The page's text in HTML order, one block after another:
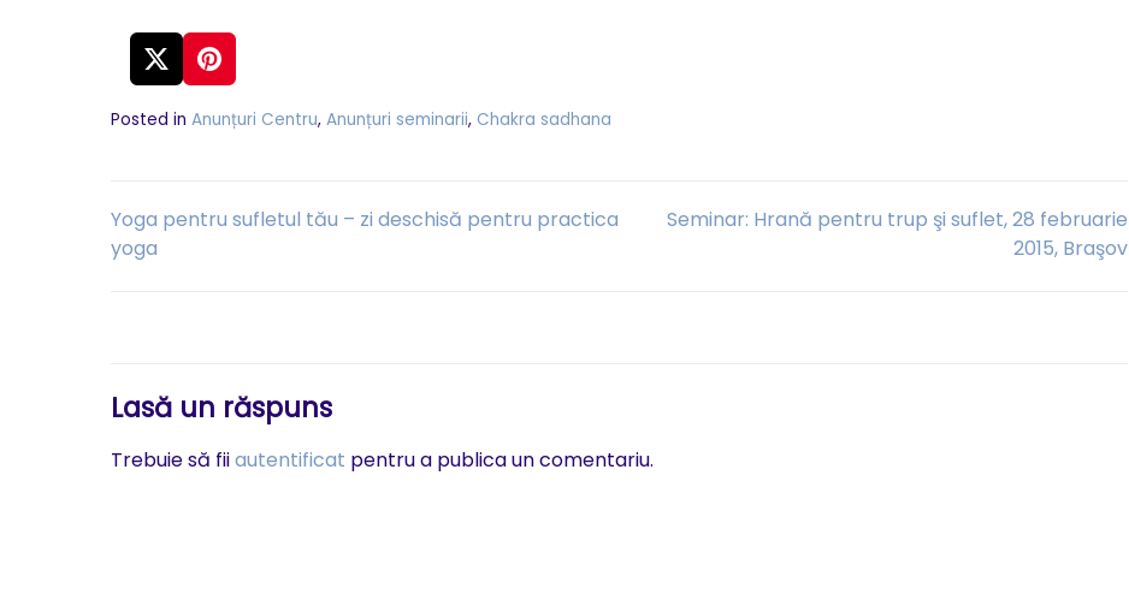
Posted in Anunțuri Centru, Anunțuri seminarii, Chakra sadhana
Navigare
Yoga pentru sufletul tău – zi deschisă pentru practica
yoga
Seminar: Hrană pentru trup şi suflet, 28 februarie
2015, Braşov
Lasă un răspuns
Trebuie să fiiautentificat pentru a publica un comentariu.